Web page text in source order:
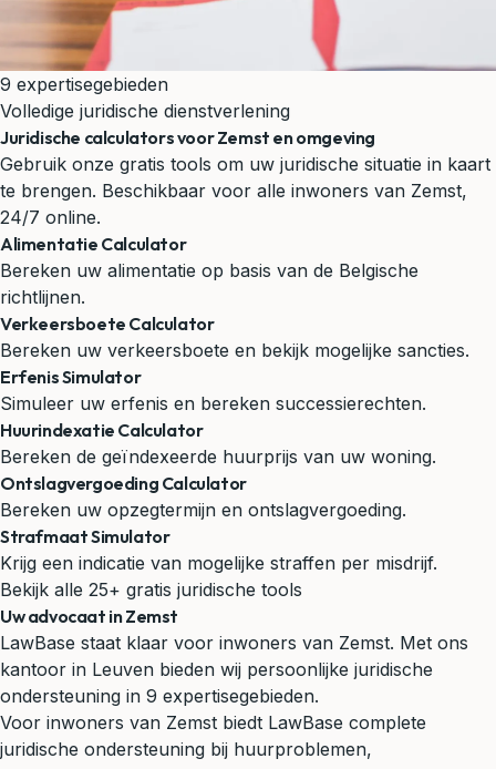
9 expertisegebieden
Volledige juridische dienstverlening
Juridische calculators voor Zemst en omgeving
Gebruik onze gratis tools om uw juridische situatie in kaart
te brengen. Beschikbaar voor alle inwoners van Zemst,
24/7 online.
Alimentatie Calculator
Bereken uw alimentatie op basis van de Belgische
richtlijnen.
Verkeersboete Calculator
Bereken uw verkeersboete en bekijk mogelijke sancties.
Erfenis Simulator
Simuleer uw erfenis en bereken successierechten.
Huurindexatie Calculator
Bereken de geïndexeerde huurprijs van uw woning.
Ontslagvergoeding Calculator
Bereken uw opzegtermijn en ontslagvergoeding.
Strafmaat Simulator
Krijg een indicatie van mogelijke straffen per misdrijf.
Bekijk alle 25+ gratis juridische tools
Uw advocaat in Zemst
LawBase staat klaar voor inwoners van Zemst. Met ons
kantoor in Leuven bieden wij persoonlijke juridische
ondersteuning in 9 expertisegebieden.
Voor inwoners van Zemst biedt LawBase complete
juridische ondersteuning bij huurproblemen,